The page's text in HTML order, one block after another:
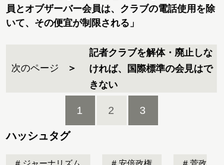
員とオブザーバー会員は、クラブの電話使用を除
いて、その便宜が制限される」
次のページ
記者クラブを解体・廃止しな
ければ、国際標準の会見はで
きない
1 2 3
ハッシュタグ